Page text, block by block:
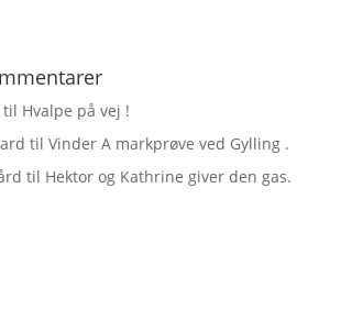
til Hvalpe på vej !
til Vinder A markprøve ved Gylling .
til Hektor og Kathrine giver den gas.